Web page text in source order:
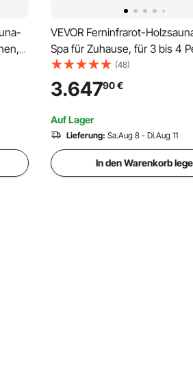
VEVOR Ferninfrarot-
Spa für Zuhause, für 3 bis 4
Niedrige EMF-Ferninfrarot-
Hemlockholz mit gehärteter
Bluetooth-Lautsprechern &
Farblichttherapie, 2470 W für
Innenbereich
(48)
3.64790€
Auf Lager
Lieferung: Sa.Aug 8 - Di.Aug 11
In den Warenkorb